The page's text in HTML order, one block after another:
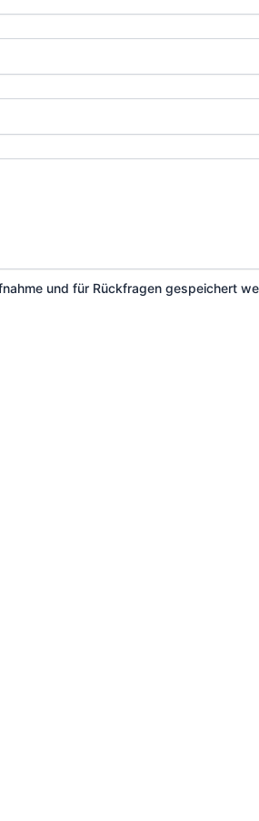
und für Rückfragen gespeichert